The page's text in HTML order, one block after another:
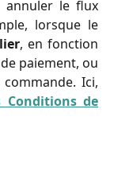
annuler le flux
lorsque le
, en fonction
paiement, ou
Ici,
Conditions de